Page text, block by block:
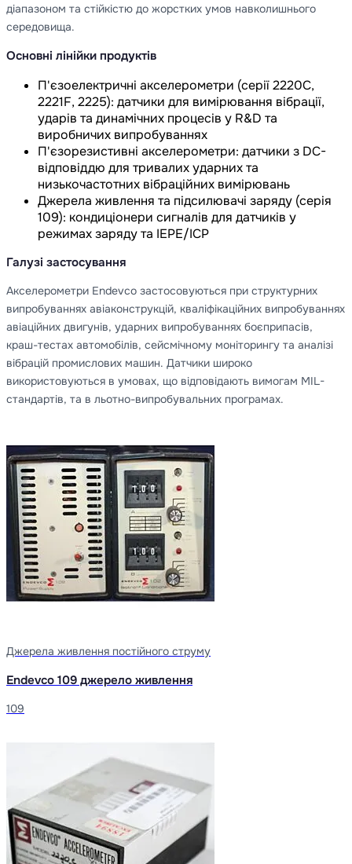
діапазоном та стійкістю до жорстких умов навколишнього
середовища.
Основні лінійки продуктів
П'єзоелектричні акселерометри (серії 2220C,
2221F, 2225): датчики для вимірювання вібрації,
ударів та динамічних процесів у R&D та
виробничих випробуваннях
П'єзорезистивні акселерометри: датчики з DC-
відповіддю для тривалих ударних та
низькочастотних вібраційних вимірювань
Джерела живлення та підсилювачі заряду (серія
109): кондиціонери сигналів для датчиків у
режимах заряду та IEPE/ICP
Галузі застосування
Акселерометри Endevco застосовуються при структурних
випробуваннях авіаконструкцій, кваліфікаційних випробуваннях
авіаційних двигунів, ударних випробуваннях боєприпасів,
краш-тестах автомобілів, сейсмічному моніторингу та аналізі
вібрацій промислових машин. Датчики широко
використовуються в умовах, що відповідають вимогам MIL-
стандартів, та в льотно-випробувальних програмах.
Джерела живлення постійного струму
Endevco 109 джерело живлення
109